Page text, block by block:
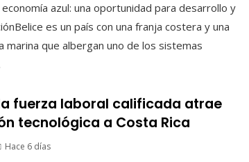
economía azul: una oportunidad para desarrollo y
es un país con una franja costera y una
marina que albergan uno de los sistemas
fuerza laboral calificada atrae
tecnológica a Costa Rica
Hace 6 días